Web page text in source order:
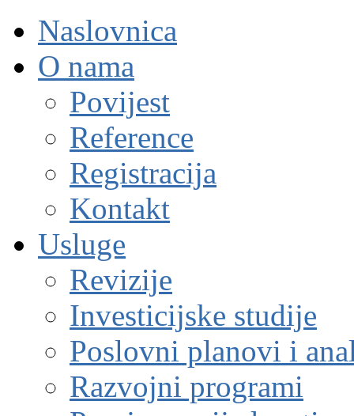
Naslovnica
O nama
Povijest
Reference
Registracija
Kontakt
Usluge
Revizije
Investicijske studije
Poslovni planovi i
Razvojni programi